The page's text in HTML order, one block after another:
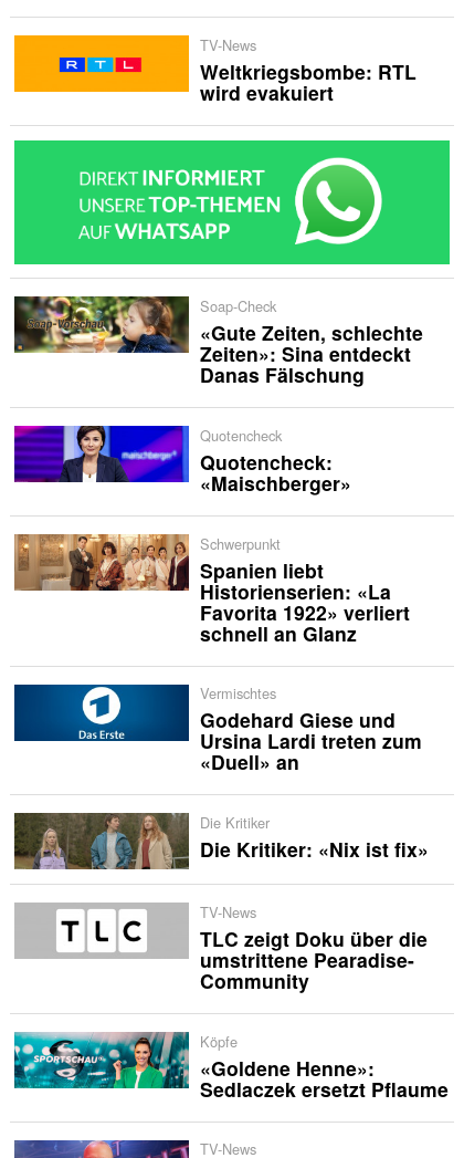
TV-News
Weltkriegsbombe: RTL
wird evakuiert
Soap-Check
«Gute Zeiten, schlechte
Zeiten»: Sina entdeckt
Danas Fälschung
Quotencheck
Quotencheck:
«Maischberger»
Schwerpunkt
Spanien liebt
Historienserien: «La
Favorita 1922» verliert
schnell an Glanz
Vermischtes
Godehard Giese und
Ursina Lardi treten zum
«Duell» an
Die Kritiker
Die Kritiker: «Nix ist fix»
TV-News
TLC zeigt Doku über die
umstrittene Pearadise-
Community
Köpfe
«Goldene Henne»:
Sedlaczek ersetzt Pflaume
TV-News